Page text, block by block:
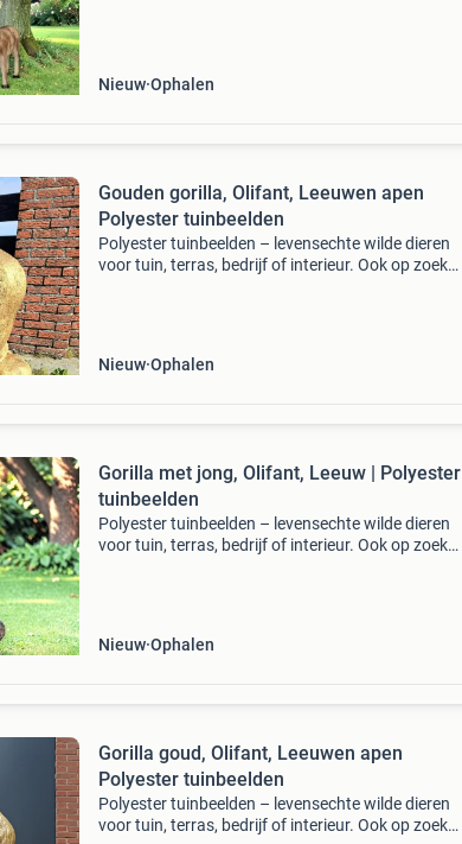
Nieuw Ophalen
Gouden gorilla, Olifant, Leeuwen apen
Polyester tuinbeelden
Polyester tuinbeelden – levensechte wilde dieren
voor tuin, terras, bedrijf of interieur. Ook op zoek
Nieuw Ophalen
Gorilla met jong, Olifant, Leeuw | Polyester
tuinbeelden
Polyester tuinbeelden – levensechte wilde dieren
voor tuin, terras, bedrijf of interieur. Ook op zoek
Nieuw Ophalen
Gorilla goud, Olifant, Leeuwen apen
Polyester tuinbeelden
Polyester tuinbeelden – levensechte wilde dieren
voor tuin, terras, bedrijf of interieur. Ook op zoek